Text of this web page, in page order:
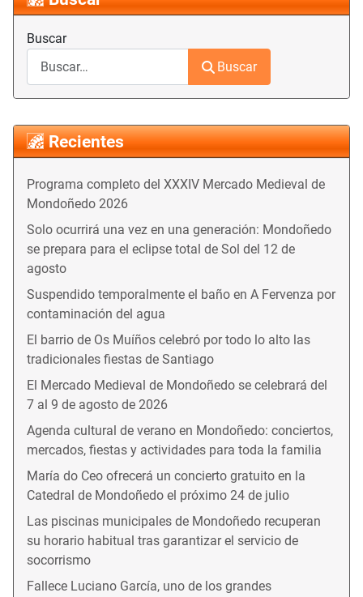
Buscar
Buscar
Recientes
Programa completo del XXXIV Mercado Medieval de
Mondoñedo 2026
Solo ocurrirá una vez en una generación: Mondoñedo
se prepara para el eclipse total de Sol del 12 de
agosto
Suspendido temporalmente el baño en A Fervenza por
contaminación del agua
El barrio de Os Muíños celebró por todo lo alto las
tradicionales fiestas de Santiago
El Mercado Medieval de Mondoñedo se celebrará del
7 al 9 de agosto de 2026
Agenda cultural de verano en Mondoñedo: conciertos,
mercados, fiestas y actividades para toda la familia
María do Ceo ofrecerá un concierto gratuito en la
Catedral de Mondoñedo el próximo 24 de julio
Las piscinas municipales de Mondoñedo recuperan
su horario habitual tras garantizar el servicio de
socorrismo
Fallece Luciano García, uno de los grandes